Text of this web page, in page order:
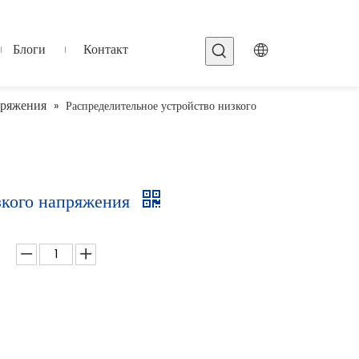
Блоги Контакт
» Распределительное устройство низкого
напряжения